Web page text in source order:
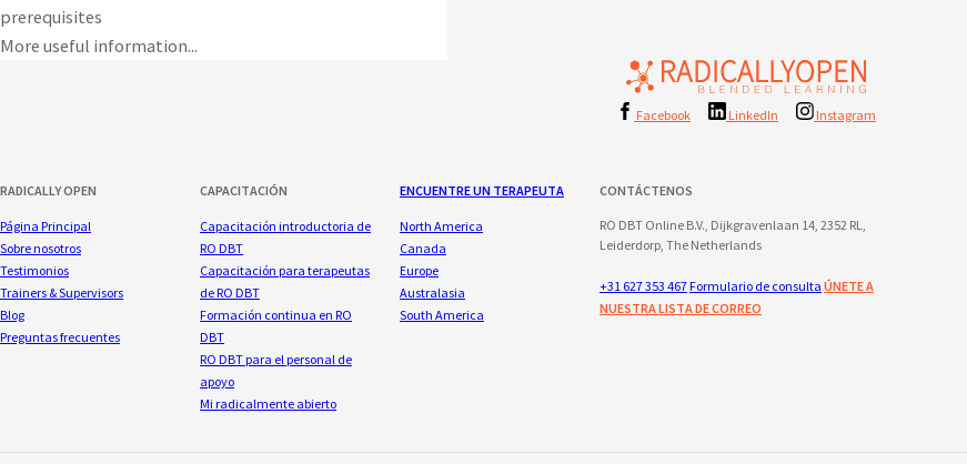
prerequisites
More useful information...
Facebook LinkedIn Instagram
RADICALLY OPEN
Página Principal
Sobre nosotros
Testimonios
Trainers & Supervisors
Blog
Preguntas frecuentes
CAPACITACIÓN
Capacitación introductoria de
RO DBT
Capacitación para terapeutas
de RO DBT
Formación continua en RO
DBT
RO DBT para el personal de
apoyo
Mi radicalmente abierto
ENCUENTRE UN TERAPEUTA
North America
Canada
Europe
Australasia
South America
CONTÁCTENOS
RO DBT Online B.V., Dijkgravenlaan 14, 2352 RL,
Leiderdorp, The Netherlands
+31 627 353 467 Formulario de consulta ÚNETE A
NUESTRA LISTA DE CORREO